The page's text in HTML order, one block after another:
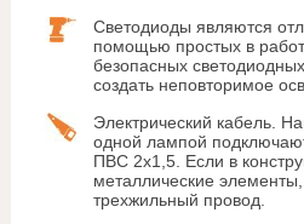
Светодиоды являются
помощью простых в
безопасных
создать неповторимое
Электрический кабель.
одной лампой
ПВС 2х1,5. Если в
металлические
трехжильный провод.